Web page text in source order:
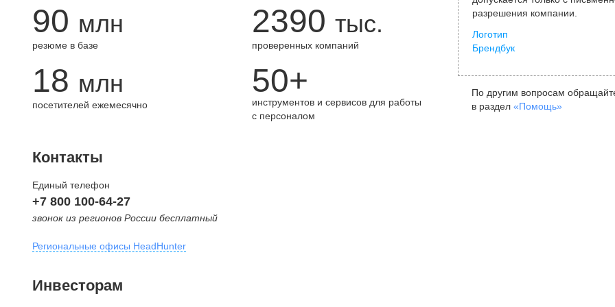
90 млн
резюме в базе
2390 тыс.
проверенных компаний
18 млн
посетителей ежемесячно
50+
инструментов и сервисов для работы
с персоналом
разрешения компании.
Логотип
Брендбук
По другим вопросам
в раздел «Помощь»
Контакты
Единый телефон
+7 800 100-64-27
звонок из регионов России бесплатный
Региональные офисы HeadHunter
внутригородская территория
Инвесторам